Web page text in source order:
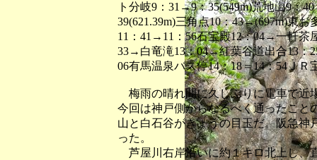
ト分岐9：31→9：35(549m)荒地山9：
39(621.39m)三角点10：43→(697m)東
11：41→11：56石宝殿12：04→一軒茶
33→白竜滝13：04→紅葉谷道出合13：
06有馬温泉バス停14：18＝14：54ＪＲ
梅雨の晴れ間に久しぶりに電車で近
今回は神戸側からなるべく通ったこと
山と白石谷がきょうの目玉だ。阪急神
った。
芦屋川右岸沿いに約１キロ北上し、